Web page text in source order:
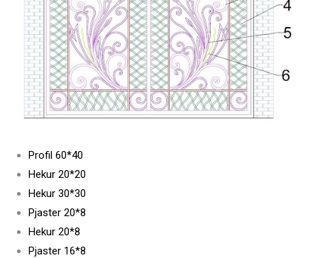
Profil 60*40
Hekur 20*20
Hekur 30*30
Pjaster 20*8
Hekur 20*8
Pjaster 16*8